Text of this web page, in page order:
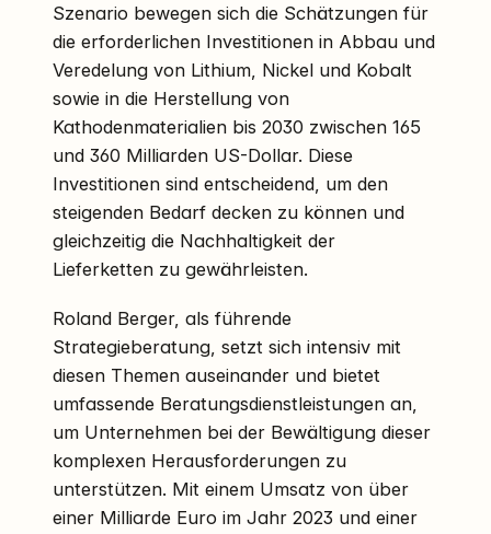
Szenario bewegen sich die Schätzungen für
die erforderlichen Investitionen in Abbau und
Veredelung von Lithium, Nickel und Kobalt
sowie in die Herstellung von
Kathodenmaterialien bis 2030 zwischen 165
und 360 Milliarden US-Dollar. Diese
Investitionen sind entscheidend, um den
steigenden Bedarf decken zu können und
gleichzeitig die Nachhaltigkeit der
Lieferketten zu gewährleisten.
Roland Berger, als führende
Strategieberatung, setzt sich intensiv mit
diesen Themen auseinander und bietet
umfassende Beratungsdienstleistungen an,
um Unternehmen bei der Bewältigung dieser
komplexen Herausforderungen zu
unterstützen. Mit einem Umsatz von über
einer Milliarde Euro im Jahr 2023 und einer